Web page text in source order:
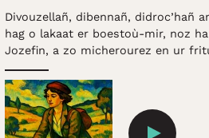
Divouzellañ, dibennañ, didroc’hañ
hag o lakaat er boestoù-mir, noz
Jozefin, a zo micherourez en ur